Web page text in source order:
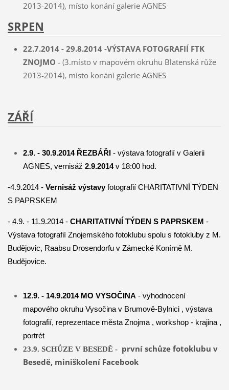
2013-2014), místo konání galerie AGNES
SRPEN
22.7.2014 - 29.8.2014 -VÝSTAVA FOTOGRAFIÍ FTK
ZNOJMO - (3.místo v mapovém okruhu Blatenská růže
2013-2014), místo konání galerie AGNES
ZÁŘÍ
2.9. - 30.9.2014 ŘEZBÁŘI- výstava fotografií v Galerii
AGNES, vernisáž 2.9.2014v 18:00 hod.
-4.9.2014 - Vernisáž výstavy fotografií CHARITATIVNÍ TÝDEN
S PAPRSKEM
- 4.9. - 11.9.2014 - CHARITATIVNÍ TÝDEN S PAPRSKEM -
Výstava fotografií Znojemského fotoklubu spolu s fotokluby z M.
Budějovic, Raabsu Drosendorfu v Zámecké Konírně M.
Budějovice.
12.9. - 14.9.2014 MO VYSOČINA - vyhodnocení
mapového okruhu Vysočina v Brumově-Bylnici , výstava
fotografií, reprezentace města Znojma , workshop - krajina ,
portrét
23.9. SCHŮZE V BESEDĚ - první schůze fotoklubu v
Besedě, miniškolení Facebook